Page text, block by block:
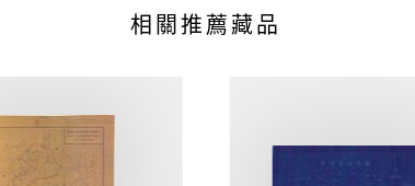
相關推薦藏品